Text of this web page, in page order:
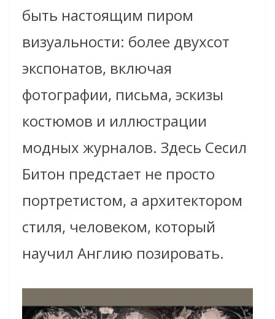
быть настоящим пиром
визуальности: более двухсот
экспонатов, включая
фотографии, письма, эскизы
костюмов и иллюстрации
модных журналов. Здесь Сесил
Битон предстает не просто
портретистом, а архитектором
стиля, человеком, который
научил Англию позировать.